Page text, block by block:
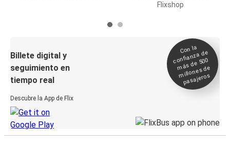
Flixshop
Billete digital y
seguimiento en
tiempo real
Descubre la App de Flix
Con la
confianza de
más de 500
millones de
pasajeros